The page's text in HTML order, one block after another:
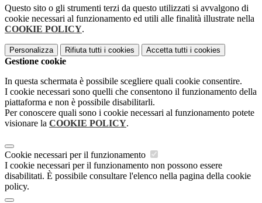
Questo sito o gli strumenti terzi da questo utilizzati si avvalgono di
cookie necessari al funzionamento ed utili alle finalità illustrate nella
COOKIE POLICY.
Personalizza Rifiuta tutti i cookies Accetta tutti i cookies
Gestione cookie
In questa schermata è possibile scegliere quali cookie consentire.
I cookie necessari sono quelli che consentono il funzionamento della
piattaforma e non è possibile disabilitarli.
Per conoscere quali sono i cookie necessari al funzionamento potete
visionare la COOKIE POLICY.
Cookie necessari per il funzionamento
I cookie necessari per il funzionamento non possono essere
disabilitati. È possibile consultare l'elenco nella pagina della cookie
policy.